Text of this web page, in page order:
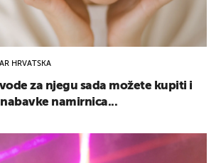
HRVATSKA
za njegu sada možete kupiti i
namirnica...